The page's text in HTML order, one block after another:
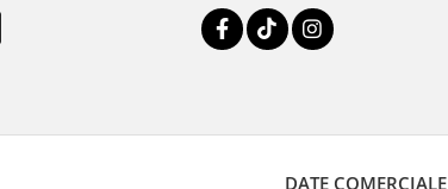
DATE COMERCIALE